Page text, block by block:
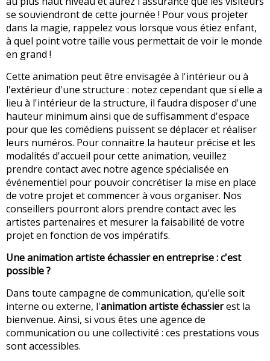
se souviendront de cette journée ! Pour vous projeter
dans la magie, rappelez vous lorsque vous étiez enfant,
à quel point votre taille vous permettait de voir le monde
en grand !
Cette animation peut être envisagée à l'intérieur ou à
l'extérieur d'une structure : notez cependant que si elle a
lieu à l'intérieur de la structure, il faudra disposer d'une
hauteur minimum ainsi que de suffisamment d'espace
pour que les comédiens puissent se déplacer et réaliser
leurs numéros. Pour connaitre la hauteur précise et les
modalités d'accueil pour cette animation, veuillez
prendre contact avec notre agence spécialisée en
événementiel pour pouvoir concrétiser la mise en place
de votre projet et commencer à vous organiser. Nos
conseillers pourront alors prendre contact avec les
artistes partenaires et mesurer la faisabilité de votre
projet en fonction de vos impératifs.
Une animation artiste échassier en entreprise : c'est
possible ?
Dans toute campagne de communication, qu'elle soit
interne ou externe, l'animation artiste échassierest la
bienvenue. Ainsi, si vous êtes une agence de
communication ou une collectivité : ces prestations vous
sont accessibles.